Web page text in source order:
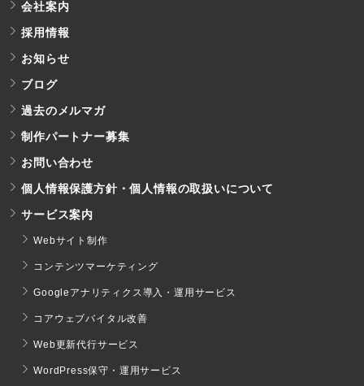
会社案内
採用情報
お知らせ
ブログ
過去のメルマガ
制作パートナー募集
お問い合わせ
個人情報保護方針・個人情報の取扱いについて
サービス案内
Webサイト制作
コンテンツマーケティング
Googleアナリティクス導入・運用サービス
コアウェブバイタル改善
Web更新代行サービス
WordPress保守・運用サービス